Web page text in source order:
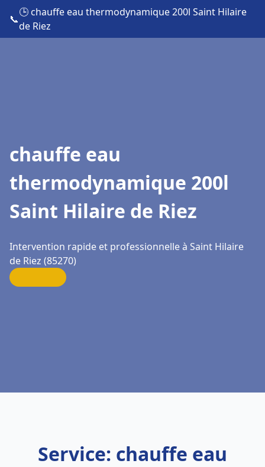
📞
🕒 chauffe eau thermodynamique 200l Saint Hilaire
de Riez
chauffe eau
thermodynamique 200l
Saint Hilaire de Riez
Intervention rapide et professionnelle à Saint Hilaire
de Riez (85270)
Service: chauffe eau